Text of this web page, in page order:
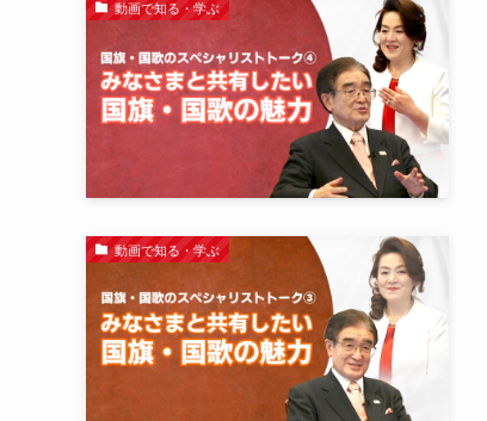
動画で知る・学ぶ
動画で知る・学ぶ